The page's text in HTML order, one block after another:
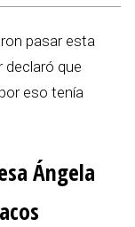
pasar esta
declaró que
eso tenía
Ángela